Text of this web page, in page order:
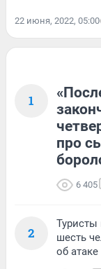
22 июня, 2022, 05:00
1
про
6 405
2
Туристы
шесть
об